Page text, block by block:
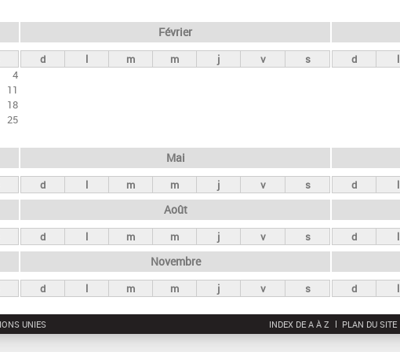
r
c
4
11
18
25
Février
d l m m j v s d l
Mai
d l m m j v s d l
Août
d l m m j v s d l
Novembre
d l m m j v s d l
UNIES INDEX DE A À Z PLAN DU SITE